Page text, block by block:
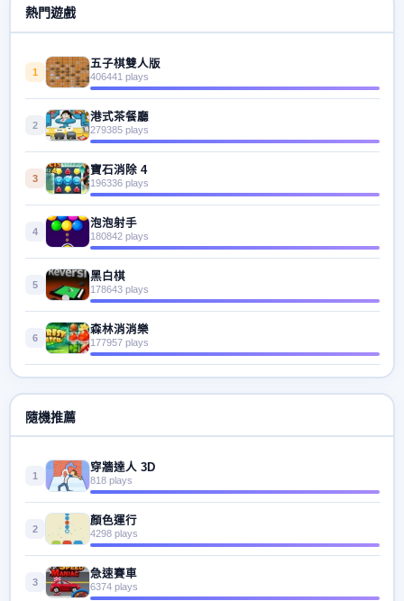
熱門遊戲
1
五子棋雙人版
406441 plays
2
港式茶餐廳
279385 plays
3
寶石消除 4
196336 plays
4
泡泡射手
180842 plays
5
黑白棋
178643 plays
6
森林消消樂
177957 plays
隨機推薦
1
穿牆達人 3D
818 plays
2
顏色運行
4298 plays
3
急速賽車
6374 plays